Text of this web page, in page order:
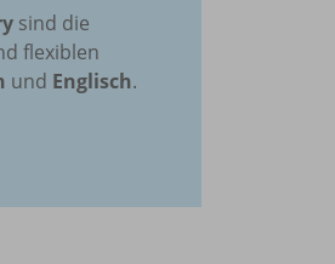
sind die
flexiblen
und Englisch.